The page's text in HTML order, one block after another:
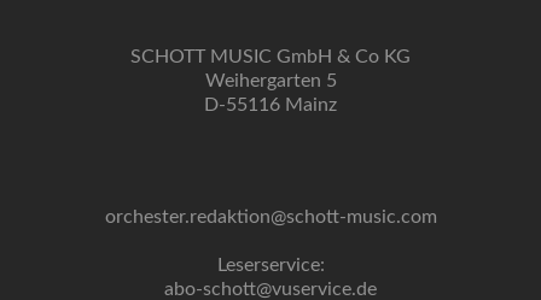
SCHOTT MUSIC GmbH & Co KG
Weihergarten 5
D-55116 Mainz
orchester.redaktion@schott-music.com
Leserservice:
abo-schott@vuservice.de